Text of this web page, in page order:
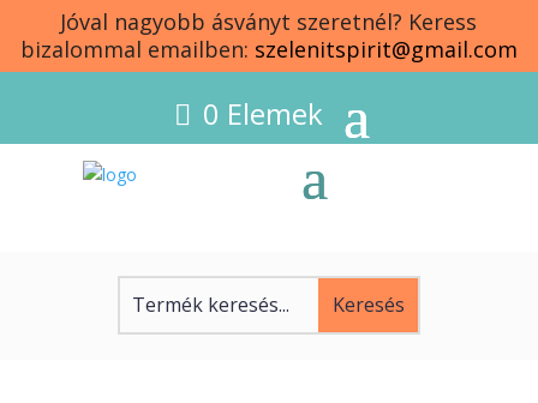
Jóval nagyobb ásványt szeretnél? Keress
bizalommal emailben: szelenitspirit@gmail.com
0 Elemek